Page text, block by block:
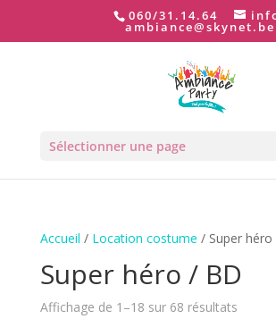
060/31.14.64
ambiance@skynet.be
Sélectionner une page
Accueil / Location costume / Super
Super héro / BD
Affichage de 1–18 sur 68 résultats